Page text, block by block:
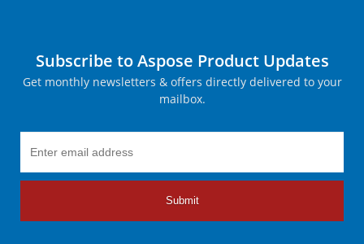
Subscribe to Aspose Product Updates
Get monthly newsletters & offers directly delivered to your
mailbox.
Submit